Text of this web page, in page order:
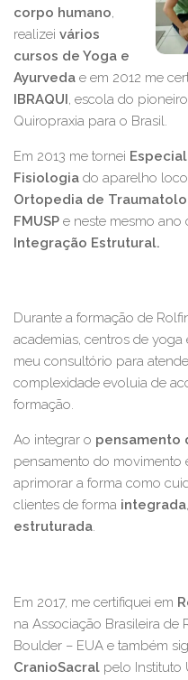
corpo humano,
realizei vários
cursos de Yoga e
Ayurveda e em 2012 me
IBRAQUI, escola do
Quiropraxia para o Brasil.
Em 2013 me tornei
Fisiologia do aparelho
Ortopedia de
FMUSP e neste mesmo
Integração Estrutural.
Durante a formação de
academias, centros de
meu consultório para
complexidade evoluia de
formação.
Ao integrar o pensamento
pensamento do movimento
aprimorar a forma como
clientes de forma integrada,
estruturada.
Em 2017, me certifiquei em
na Associação Brasileira de
Boulder – EUA e também
CranioSacral pelo Instituto